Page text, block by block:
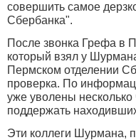
совершить самое
Сбербанка".
После звонка Грефа в
который взял у
Пермском отделении
проверка. По
уже уволены
поддержать
Эти коллеги Шурмана,